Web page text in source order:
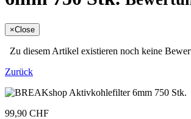
×Close
Zu diesem Artikel existieren noch keine
Zurück
99,90 CHF